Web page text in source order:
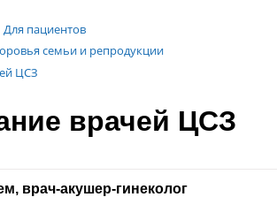
Для пациентов
семьи и репродукции
ЦСЗ
врачей ЦСЗ
врач-акушер-гинеколог